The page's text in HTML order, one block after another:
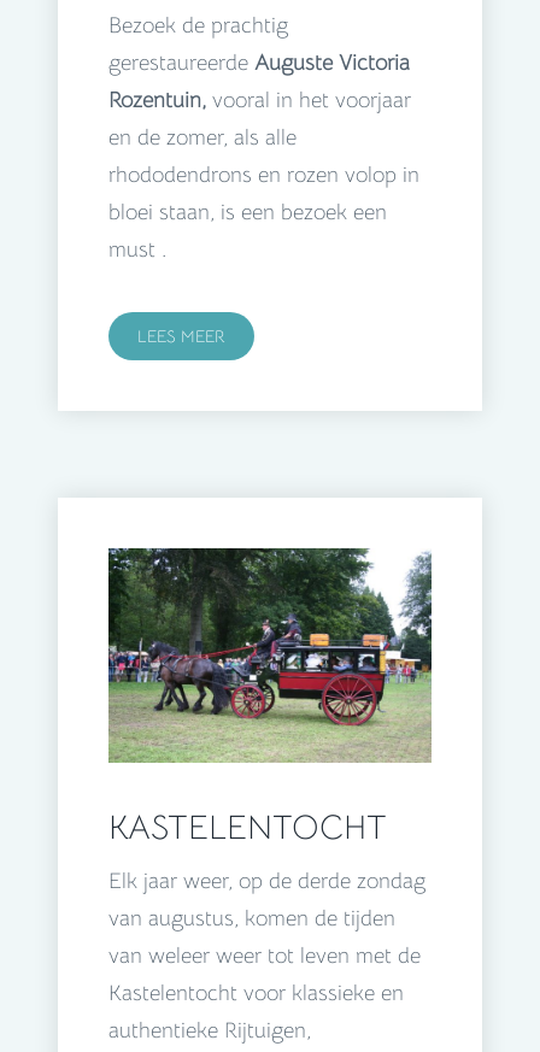
Bezoek de prachtig
gerestaureerde Auguste Victoria
Rozentuin, vooral in het voorjaar
en de zomer, als alle
rhododendrons en rozen volop in
bloei staan, is een bezoek een
must .
LEES MEER
KASTELENTOCHT
Elk jaar weer, op de derde zondag
van augustus, komen de tijden
van weleer weer tot leven met de
Kastelentocht voor klassieke en
authentieke Rijtuigen,